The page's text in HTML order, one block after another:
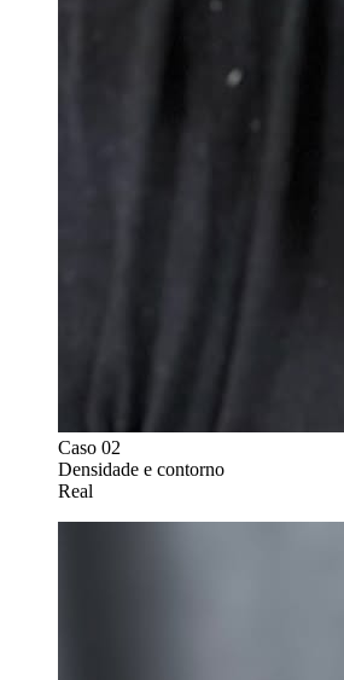
Caso 02
Densidade e contorno
Real